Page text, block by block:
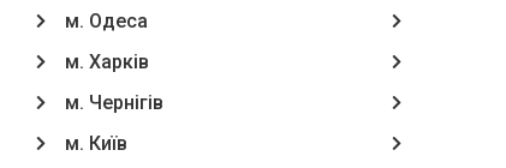
м. Одеса
м. Харків
м. Чернігів
м. Київ